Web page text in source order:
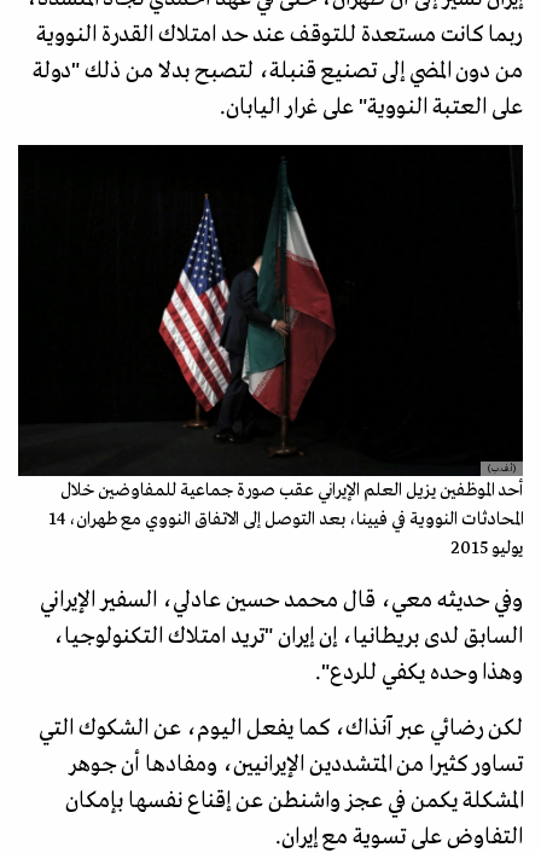
ربما كانت مستعدة للتوقف عند حد امتلاك القدرة النووية
من دون المضي إلى تصنيع قنبلة، لتصبح بدلا من ذلك "دولة
على العتبة النووية" على غرار اليابان.
(أ.ف.ب)
أحد الموظفين يزيل العلم الإيراني عقب صورة جماعية للمفاوضين خلال
المحادثات النووية في فيينا، بعد التوصل إلى الاتفاق النووي مع طهران، 14
يوليو 2015
وفي حديثه معي، قال محمد حسين عادلي، السفير الإيراني
السابق لدى بريطانيا، إن إيران "تريد امتلاك التكنولوجيا،
وهذا وحده يكفي للردع".
لكن رضائي عبر آنذاك، كما يفعل اليوم، عن الشكوك التي
تساور كثيرا من المتشددين الإيرانيين، ومفادها أن جوهر
المشكلة يكمن في عجز واشنطن عن إقناع نفسها بإمكان
التفاوض على تسوية مع إيران.